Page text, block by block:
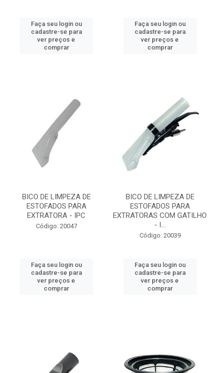
Faça seu login ou
cadastre-se para
ver preços e
comprar
Faça seu login ou
cadastre-se para
ver preços e
comprar
BICO DE LIMPEZA DE
ESTOFADOS PARA
EXTRATORA - IPC
Código: 20047
Faça seu login ou
cadastre-se para
ver preços e
comprar
BICO DE LIMPEZA DE
ESTOFADOS PARA
EXTRATORAS COM GATILHO
- I...
Código: 20039
Faça seu login ou
cadastre-se para
ver preços e
comprar